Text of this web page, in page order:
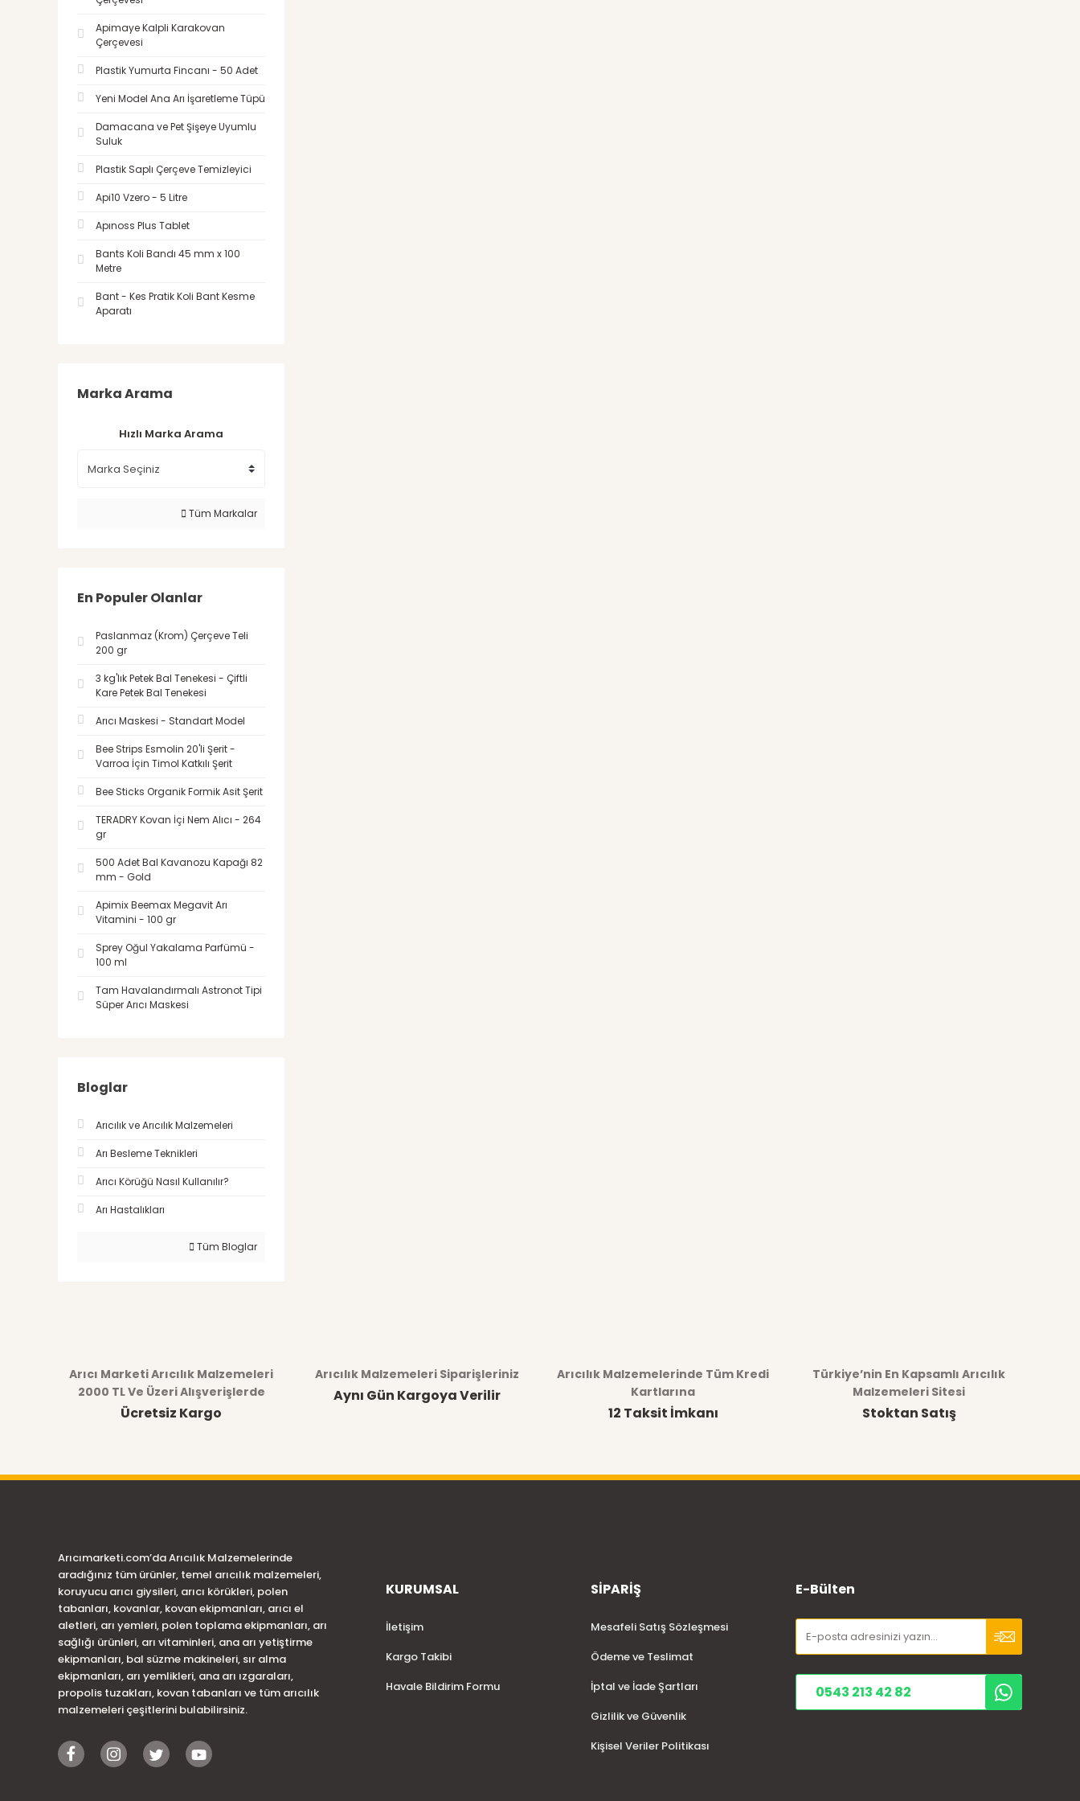
Apimaye Kalpli Karakovan
Çerçevesi
Plastik Yumurta Fincanı - 50 Adet
Yeni Model Ana Arı İşaretleme Tüpü
Damacana ve Pet Şişeye Uyumlu
Suluk
Plastik Saplı Çerçeve Temizleyici
Api10 Vzero - 5 Litre
Apınoss Plus Tablet
Bants Koli Bandı 45 mm x 100
Metre
Bant - Kes Pratik Koli Bant Kesme
Aparatı
Marka Arama
Hızlı Marka Arama
Tüm Markalar
En Populer Olanlar
Paslanmaz (Krom) Çerçeve Teli
200 gr
3 kg'lık Petek Bal Tenekesi - Çiftli
Kare Petek Bal Tenekesi
Arıcı Maskesi - Standart Model
Bee Strips Esmolin 20'li Şerit -
Varroa İçin Timol Katkılı Şerit
Bee Sticks Organik Formik Asit Şerit
TERADRY Kovan İçi Nem Alıcı - 264
gr
500 Adet Bal Kavanozu Kapağı 82
mm - Gold
Apimix Beemax Megavit Arı
Vitamini - 100 gr
Sprey Oğul Yakalama Parfümü -
100 ml
Tam Havalandırmalı Astronot Tipi
Süper Arıcı Maskesi
Bloglar
Arıcılık ve Arıcılık Malzemeleri
Arı Besleme Teknikleri
Arıcı Körüğü Nasıl Kullanılır?
Arı Hastalıkları
Tüm Bloglar
Arıcı Marketi Arıcılık Malzemeleri
2000 TL Ve Üzeri Alışverişlerde
Ücretsiz Kargo
Arıcılık Malzemeleri Siparişleriniz
Aynı Gün Kargoya Verilir
Arıcılık Malzemelerinde Tüm Kredi
Kartlarına
12 Taksit İmkanı
Türkiye’nin En Kapsamlı Arıcılık
Malzemeleri Sitesi
Stoktan Satış
Arıcımarketi.com’da Arıcılık Malzemelerinde
aradığınız tüm ürünler, temel arıcılık malzemeleri,
koruyucu arıcı giysileri, arıcı körükleri, polen
tabanları, kovanlar, kovan ekipmanları, arıcı el
aletleri, arı yemleri, polen toplama ekipmanları, arı
sağlığı ürünleri, arı vitaminleri, ana arı yetiştirme
ekipmanları, bal süzme makineleri, sır alma
ekipmanları, arı yemlikleri, ana arı ızgaraları,
propolis tuzakları, kovan tabanları ve tüm arıcılık
malzemeleri çeşitlerini bulabilirsiniz.
KURUMSAL
İletişim
Kargo Takibi
Havale Bildirim Formu
SİPARİŞ
Mesafeli Satış Sözleşmesi
Ödeme ve Teslimat
İptal ve İade Şartları
Gizlilik ve Güvenlik
Kişisel Veriler Politikası
E-Bülten
0543 213 42 82